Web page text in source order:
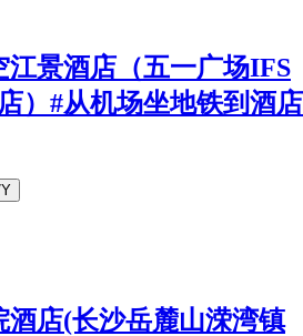
江景酒店（五一广场IFS
）#从机场坐地铁到酒店
酒店(长沙岳麓山溁湾镇